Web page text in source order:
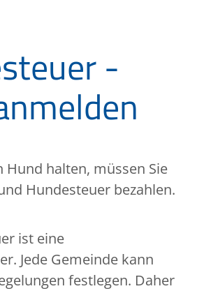
-
Hund halten, müssen Sie
Hundesteuer bezahlen.
ist eine
Jede Gemeinde kann
festlegen. Daher